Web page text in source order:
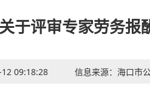
关于评审专家劳务报
09:18:28 信息来源： 海口市